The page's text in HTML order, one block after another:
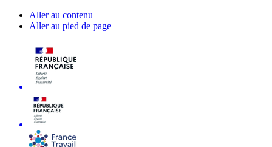
Aller au contenu
Aller au pied de page